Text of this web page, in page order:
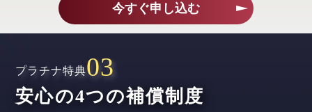
mineralism ARAS
今すぐ申し込む
プラチナ特典
安心の4つの補償制度